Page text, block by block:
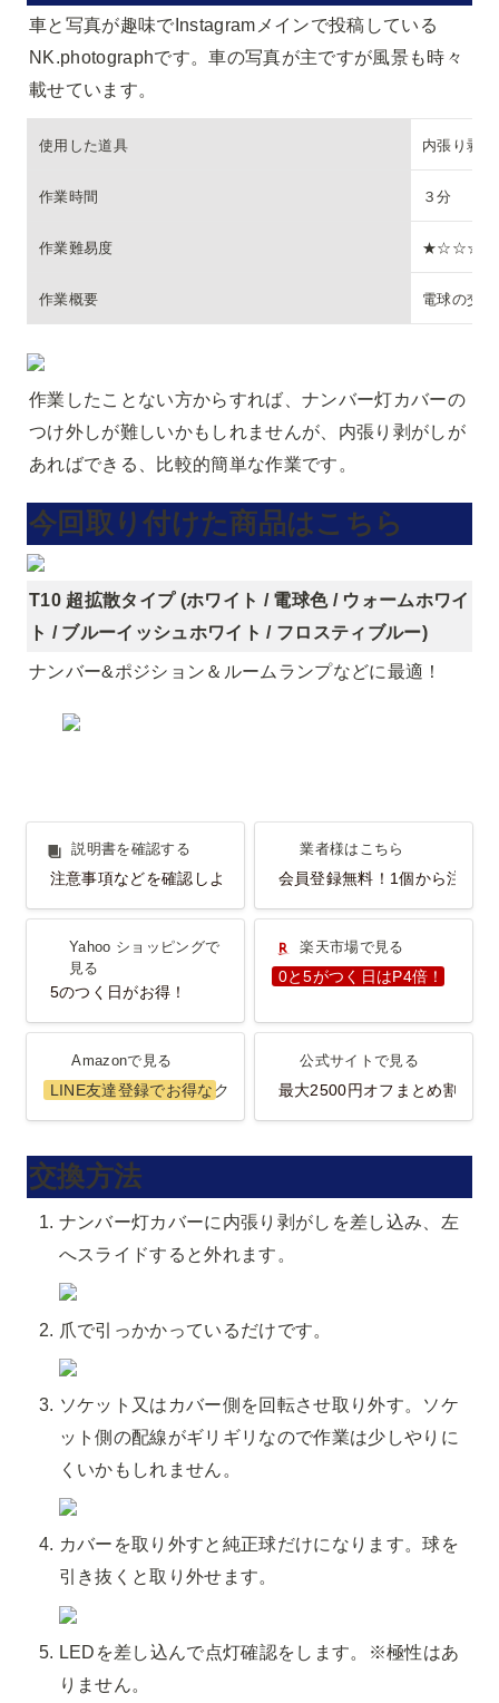
車と写真が趣味でInstagramメインで投稿している
NK.photographです。車の写真が主ですが風景も時々
載せています。
使用した道具 内張り剥
作業時間 ３分
作業難易度 ★☆☆☆☆
作業概要 電球の交換
作業したことない方からすれば、ナンバー灯カバーの
つけ外しが難しいかもしれませんが、内張り剥がしが
あればできる、比較的簡単な作業です。
今回取り付けた商品はこちら
T10 超拡散タイプ (ホワイト / 電球色 / ウォームホワイ
ト / ブルーイッシュホワイト / フロスティブルー)
ナンバー&ポジション＆ルームランプなどに最適！
説明書を確認する
説明書を確認する
注意事項などを確認しよう！
業者様はこちら
業者様はこちら
会員登録無料！1個から注文
Yahoo ショッピングで見
Yahoo ショッピングで
見る
5のつく日がお得！
楽天市場で見る
楽天市場で見る
0と5がつく日はP4倍！
Amazonで見る
Amazonで見る
LINE友達登録でお得なクーポンGET！
公式サイトで見る
公式サイトで見る
最大2500円オフまとめ割
交換方法
ナンバー灯カバーに内張り剥がしを差し込み、左
へスライドすると外れます。
爪で引っかかっているだけです。
ソケット又はカバー側を回転させ取り外す。ソケ
ット側の配線がギリギリなので作業は少しやりに
くいかもしれません。
カバーを取り外すと純正球だけになります。球を
引き抜くと取り外せます。
LEDを差し込んで点灯確認をします。※極性はあ
りません。